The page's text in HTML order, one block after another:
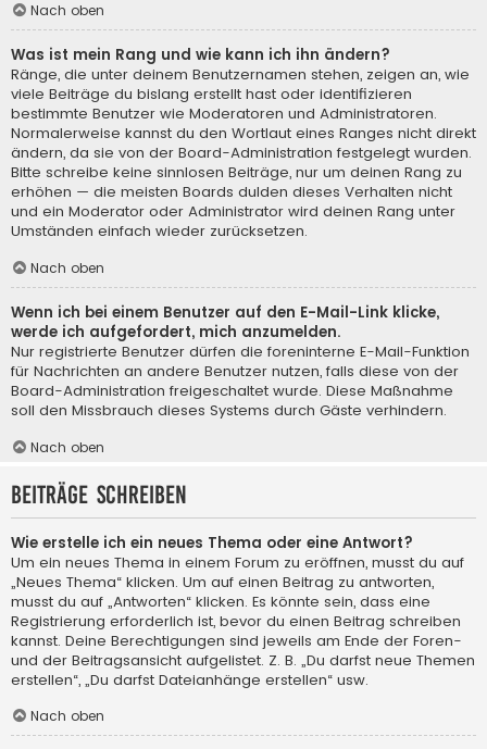
Nach oben
Was ist mein Rang und wie kann ich ihn ändern?
Ränge, die unter deinem Benutzernamen stehen, zeigen an, wie
viele Beiträge du bislang erstellt hast oder identifizieren
bestimmte Benutzer wie Moderatoren und Administratoren.
Normalerweise kannst du den Wortlaut eines Ranges nicht direkt
ändern, da sie von der Board-Administration festgelegt wurden.
Bitte schreibe keine sinnlosen Beiträge, nur um deinen Rang zu
erhöhen — die meisten Boards dulden dieses Verhalten nicht
und ein Moderator oder Administrator wird deinen Rang unter
Umständen einfach wieder zurücksetzen.
Nach oben
Wenn ich bei einem Benutzer auf den E-Mail-Link klicke,
werde ich aufgefordert, mich anzumelden.
Nur registrierte Benutzer dürfen die foreninterne E-Mail-Funktion
für Nachrichten an andere Benutzer nutzen, falls diese von der
Board-Administration freigeschaltet wurde. Diese Maßnahme
soll den Missbrauch dieses Systems durch Gäste verhindern.
Nach oben
Beiträge schreiben
Wie erstelle ich ein neues Thema oder eine Antwort?
Um ein neues Thema in einem Forum zu eröffnen, musst du auf
„Neues Thema“ klicken. Um auf einen Beitrag zu antworten,
musst du auf „Antworten“ klicken. Es könnte sein, dass eine
Registrierung erforderlich ist, bevor du einen Beitrag schreiben
kannst. Deine Berechtigungen sind jeweils am Ende der Foren-
und der Beitragsansicht aufgelistet. Z. B. „Du darfst neue Themen
erstellen“, „Du darfst Dateianhänge erstellen“ usw.
Nach oben